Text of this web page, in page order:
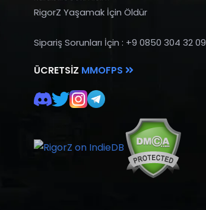
RigorZ Yaşamak İçin Öldür
Sipariş Sorunları İçin : +9 0850 304 32 09
ÜCRETSIZ MMOFPS